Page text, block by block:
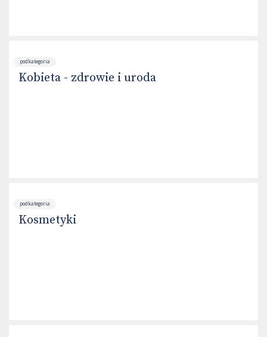
podkategoria
Kobieta - zdrowie i uroda
podkategoria
Kosmetyki